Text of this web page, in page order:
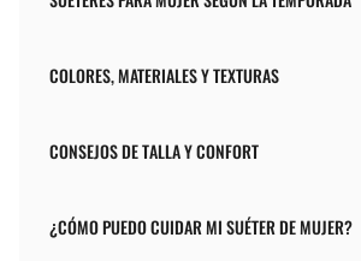
COLORES, MATERIALES Y TEXTURAS
CONSEJOS DE TALLA Y CONFORT
¿CÓMO PUEDO CUIDAR MI SUÉTER DE MUJER?